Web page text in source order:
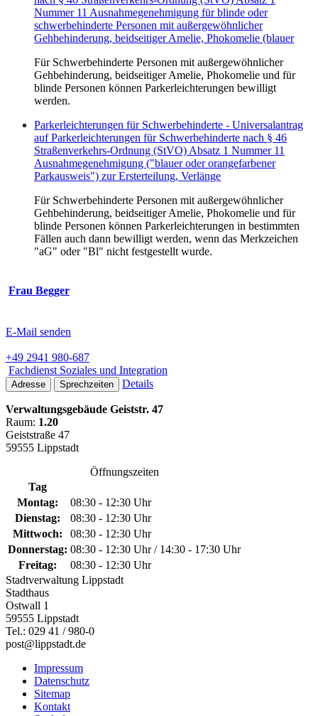
Nummer 11 Ausnahmegenehmigung für blinde oder
schwerbehinderte Personen mit außergewöhnlicher
Gehbehinderung, beidseitiger Amelie, Phokomelie (blauer
Für Schwerbehinderte Personen mit außergewöhnlicher
Gehbehinderung, beidseitiger Amelie, Phokomelie und für
blinde Personen können Parkerleichterungen bewilligt
werden.
Parkerleichterungen für Schwerbehinderte - Universalantrag
auf Parkerleichterungen für Schwerbehinderte nach § 46
Straßenverkehrs-Ordnung (StVO) Absatz 1 Nummer 11
Ausnahmegenehmigung ("blauer oder orangefarbener
Parkausweis") zur Ersterteilung, Verlänge
Für Schwerbehinderte Personen mit außergewöhnlicher
Gehbehinderung, beidseitiger Amelie, Phokomelie und für
blinde Personen können Parkerleichterungen in bestimmten
Fällen auch dann bewilligt werden, wenn das Merkzeichen
"aG" oder "Bl" nicht festgestellt wurde.
Frau Begger
E-Mail senden
+49 2941 980-687
Fachdienst Soziales und Integration
Adresse Sprechzeiten Details
Verwaltungsgebäude Geiststr. 47
Raum: 1.20
Geiststraße 47
59555 Lippstadt
Öffnungszeiten
Tag
Montag:
08:30 - 12:30 Uhr
Dienstag:
08:30 - 12:30 Uhr
Mittwoch:
08:30 - 12:30 Uhr
Donnerstag: 08:30 - 12:30 Uhr / 14:30 - 17:30 Uhr
Freitag:
08:30 - 12:30 Uhr
Stadtverwaltung Lippstadt
Stadthaus
Ostwall 1
59555 Lippstadt
Tel.: 029 41 / 980-0
post@lippstadt.de
Impressum
Datenschutz
Sitemap
Kontakt